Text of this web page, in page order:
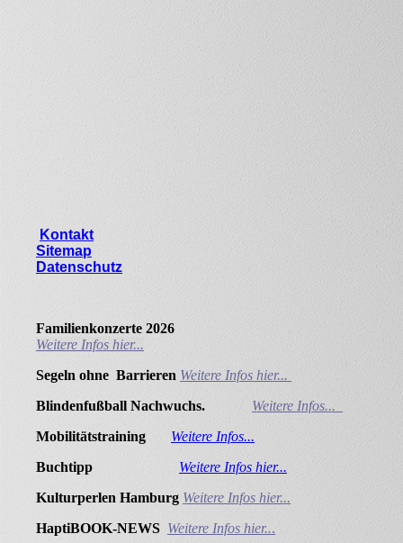
Kontakt
Sitemap
Datenschutz
Familienkonzerte 2026
Weitere Infos hier...
Segeln ohne Barrieren Weitere Infos hier...
Blindenfußball Nachwuchs. Weitere Infos...
Mobilitätstraining Weitere Infos...
Buchtipp
Weitere Infos hier...
Kulturperlen Hamburg Weitere Infos hier...
HaptiBOOK-NEWS Weitere Infos hier...